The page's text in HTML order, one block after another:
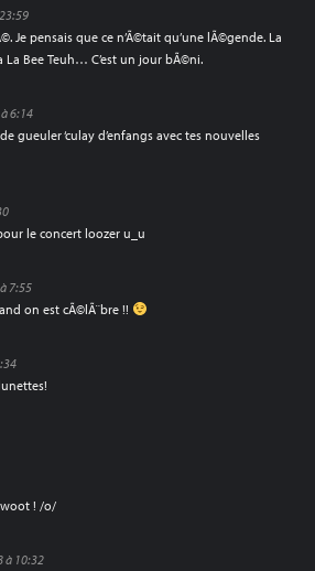
Je pensais que ce n’Ã©tait qu’une lÃ©gende. La
Bee Teuh… C’est un jour bÃ©ni.
6:14
gueuler ‘culay d’enfangs avec tes nouvelles
le concert loozer u_u
7:55
on est cÃ©lÃ¨bre !!
woot ! /o/
à 10:32